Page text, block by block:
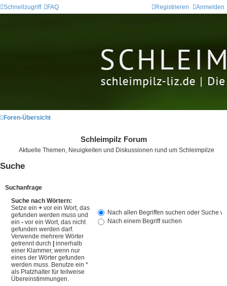
Schnellzugriff FAQ Anmelden
Registrieren
Foren-Übersicht
Schleimpilz Forum
Aktuelle Themen, Neuigkeiten und Diskussionen rund um Schleimpilze
Suche
Suchanfrage
Suche nach Wörtern:
Setze ein + vor ein Wort, das
gefunden werden muss und
ein - vor ein Wort, das nicht
gefunden werden darf.
Verwende mehrere Wörter
getrennt durch
innerhalb
einer Klammer, wenn nur
eines der Wörter gefunden
werden muss. Benutze ein *
als Platzhalter für teilweise
Übereinstimmungen.
Nach allen Begriffen suchen oder Suche
Nach einem Begriff suchen